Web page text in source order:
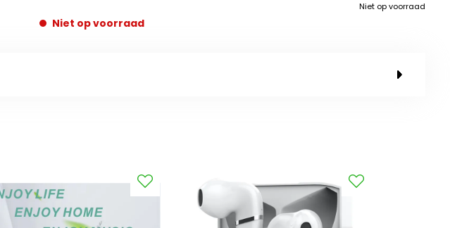
Niet op voorraad
Niet op voorraad